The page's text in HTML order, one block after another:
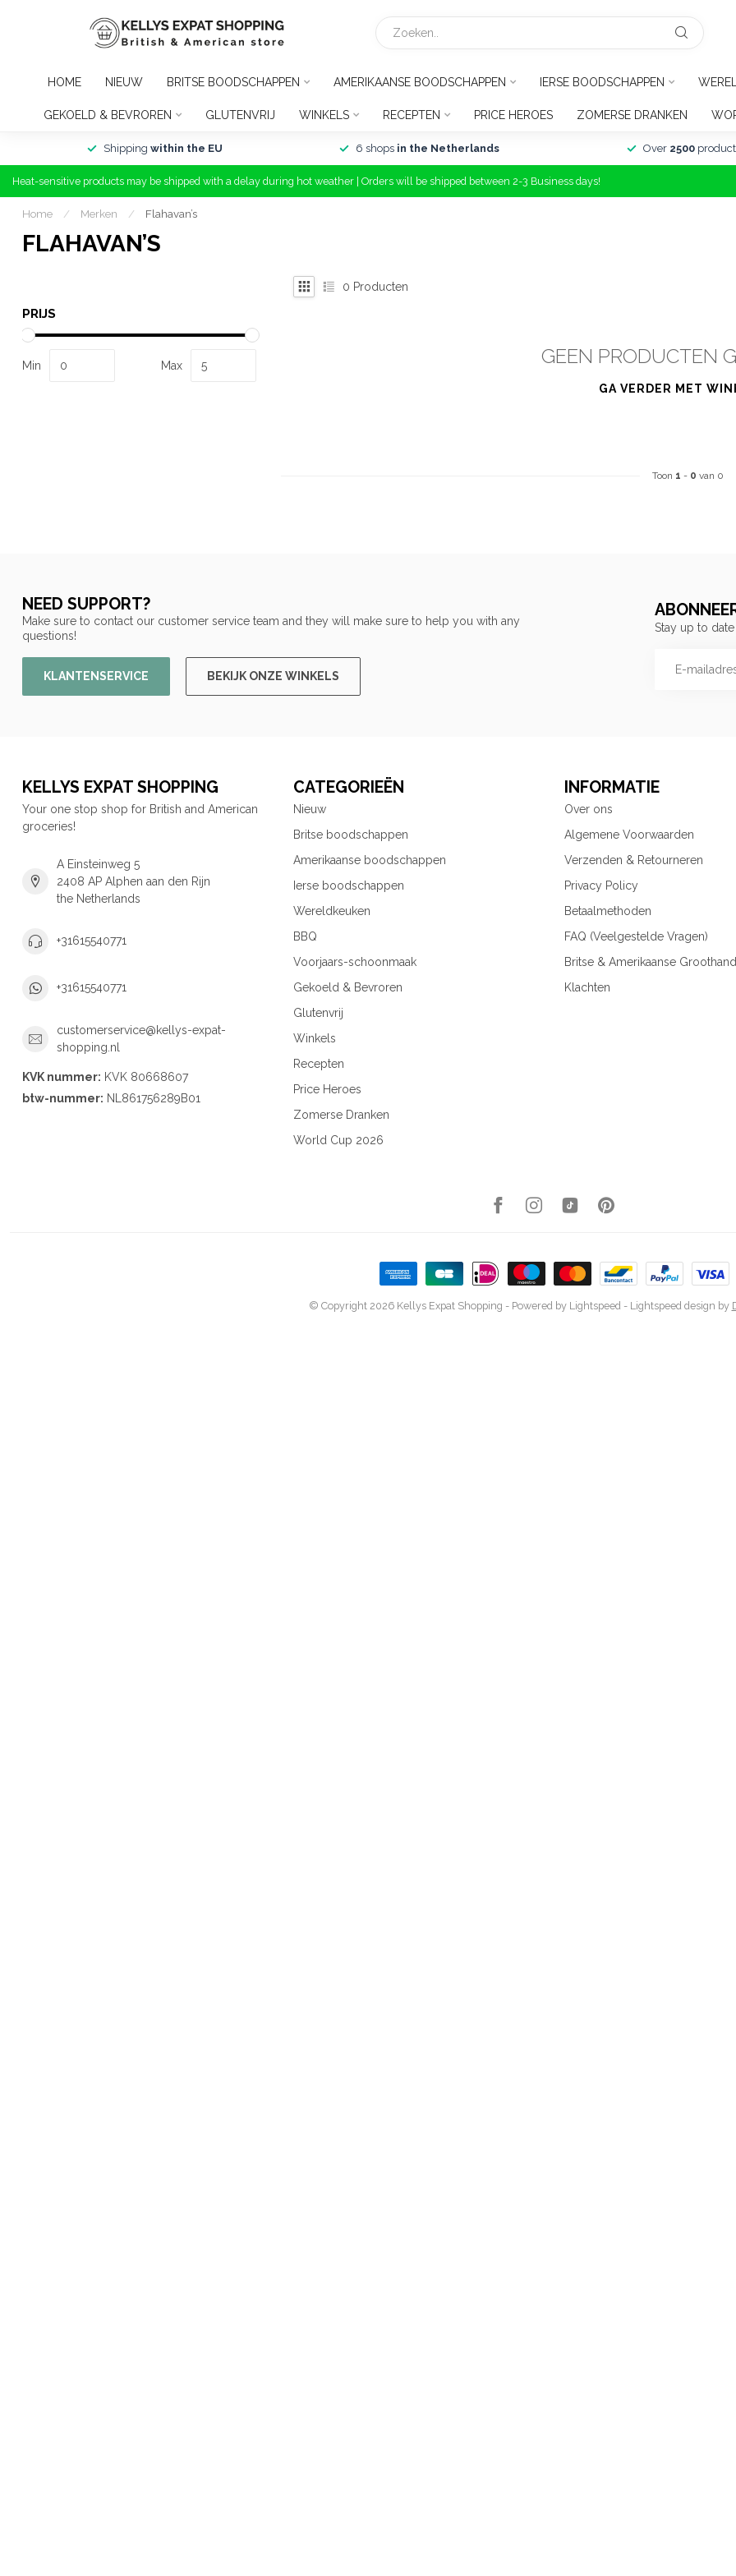
HOME NIEUW BRITSE BOODSCHAPPEN AMERIKAANSE BOODSCHAPPEN IERSE BOODSCHAPPEN
GEKOELD & BEVROREN GLUTENVRIJ WINKELS RECEPTEN PRICE HEROES ZOMERSE DRANKEN
Shipping within the EU 6 shops in the Netherlands Over 2500
Heat-sensitive products may be shipped with a delay during hot weather | Orders will be shipped between 2-3 Business days!
Home / Merken / Flahavan’s
FLAHAVAN’S
PRIJS
Min Max
0 Producten
GEEN PRODUCTEN
GA VERDER MET
Toon 1 - 0 van 0
NEED SUPPORT?
Make sure to contact our customer service team and they will make sure to help you with any
questions!
KLANTENSERVICE BEKIJK ONZE WINKELS
Stay up to
KELLYS EXPAT SHOPPING
Your one stop shop for British and American
groceries!
A Einsteinweg 5
2408 AP Alphen aan den Rijn
the Netherlands
+31615540771
+31615540771
customerservice@kellys-expat-
shopping.nl
KVK nummer: KVK 80668607
btw-nummer: NL861756289B01
CATEGORIEËN
Nieuw
Britse boodschappen
Amerikaanse boodschappen
Ierse boodschappen
Wereldkeuken
BBQ
Voorjaars-schoonmaak
Gekoeld & Bevroren
Glutenvrij
Winkels
Recepten
Price Heroes
Zomerse Dranken
World Cup 2026
INFORMATIE
Over ons
Algemene Voorwaarden
Verzenden & Retourneren
Privacy Policy
Betaalmethoden
FAQ (Veelgestelde Vragen)
Britse & Amerikaanse
Klachten
© Copyright 2026 Kellys Expat Shopping - Powered by Lightspeed - Lightspeed design by